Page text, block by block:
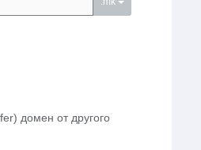
домен от другого